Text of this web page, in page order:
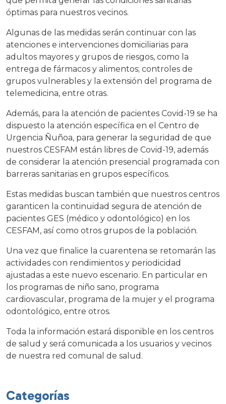
óptimas para nuestros vecinos.
Algunas de las medidas serán continuar con las
atenciones e intervenciones domiciliarias para
adultos mayores y grupos de riesgos, como la
entrega de fármacos y alimentos; controles de
grupos vulnerables y la extensión del programa de
telemedicina, entre otras.
Además, para la atención de pacientes Covid-19 se ha
dispuesto la atención específica en el Centro de
Urgencia Ñuñoa, para generar la seguridad de que
nuestros CESFAM están libres de Covid-19, además
de considerar la atención presencial programada con
barreras sanitarias en grupos específicos.
Estas medidas buscan también que nuestros centros
garanticen la continuidad segura de atención de
pacientes GES (médico y odontológico) en los
CESFAM, así como otros grupos de la población.
Una vez que finalice la cuarentena se retomarán las
actividades con rendimientos y periodicidad
ajustadas a este nuevo escenario. En particular en
los programas de niño sano, programa
cardiovascular, programa de la mujer y el programa
odontológico, entre otros.
Toda la información estará disponible en los centros
de salud y será comunicada a los usuarios y vecinos
de nuestra red comunal de salud.
Categorías